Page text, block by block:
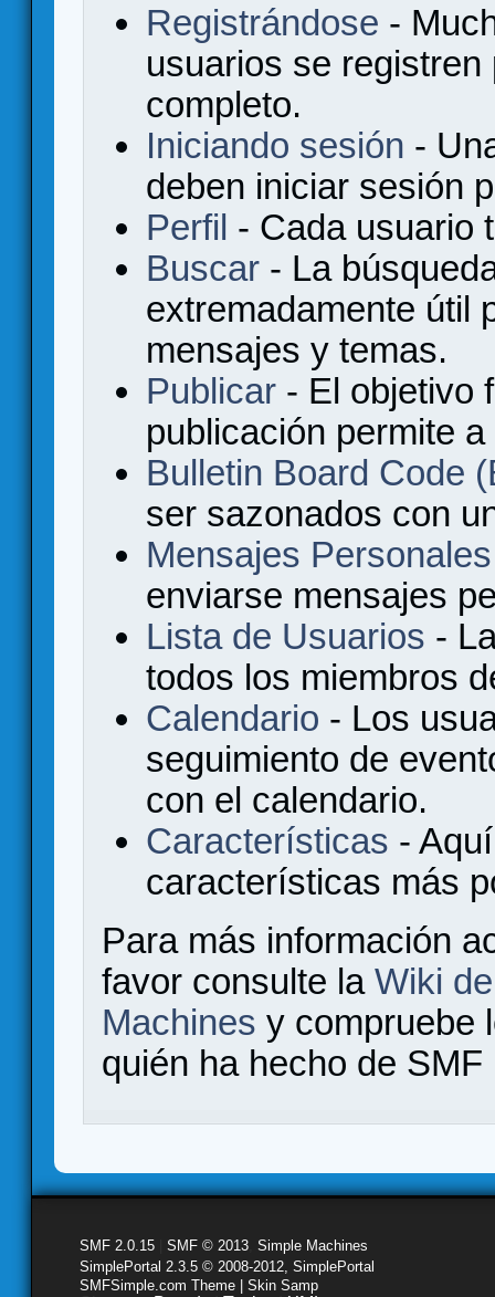
Registrándose -
usuarios se
completo.
Iniciando sesión -
deben iniciar sesión
Perfil - Cada usuario
Buscar - La
extremadamente útil
mensajes y temas.
Publicar - El objetivo
publicación permite
Bulletin Board Code
ser sazonados con
Mensajes Personales
enviarse mensajes
Lista de Usuarios -
todos los miembros
Calendario - Los
seguimiento de
con el calendario.
Características -
características más
Para más información
favor consulte la Wiki
Machines y compruebe
quién ha hecho de
SMF 2.0.15 SMF © 2013 Simple Machines
SimplePortal 2.3.5 © 2008-2012, SimplePortal
SMFSimple.com Theme | Skin Samp